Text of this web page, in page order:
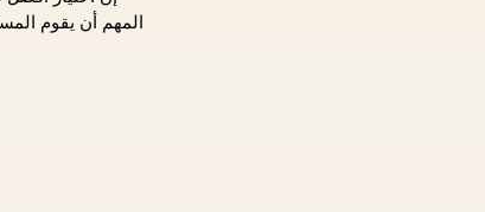
المهم أن يقوم